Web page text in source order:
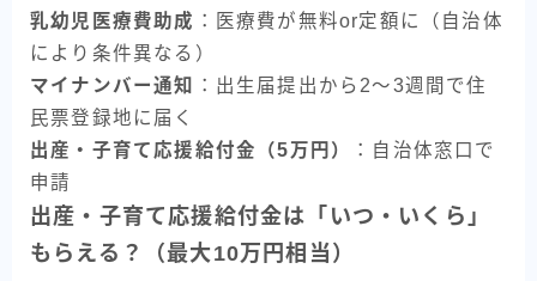
乳幼児医療費助成 ：医療費が無料or定額に（自治体
により条件異なる）
マイナンバー通知
：出生届提出から2〜3週間で住
民票登録地に届く
出産・子育て応援給付金（5万円）
：自治体窓口で
申請
出産・子育て応援給付金は「いつ・いくら」
もらえる？（最大10万円相当）